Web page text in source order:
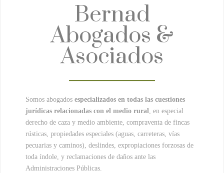
Bernad
Abogados &
Asociados
Somos abogadosespecializados en todas las cuestiones
jurídicas relacionadas con el medio rural, en especial
derecho de caza y medio ambiente, compraventa de fincas
rústicas, propiedades especiales (aguas, carreteras, vías
pecuarias y caminos), deslindes, expropiaciones forzosas de
toda índole, y reclamaciones de daños ante las
Administraciones Públicas.